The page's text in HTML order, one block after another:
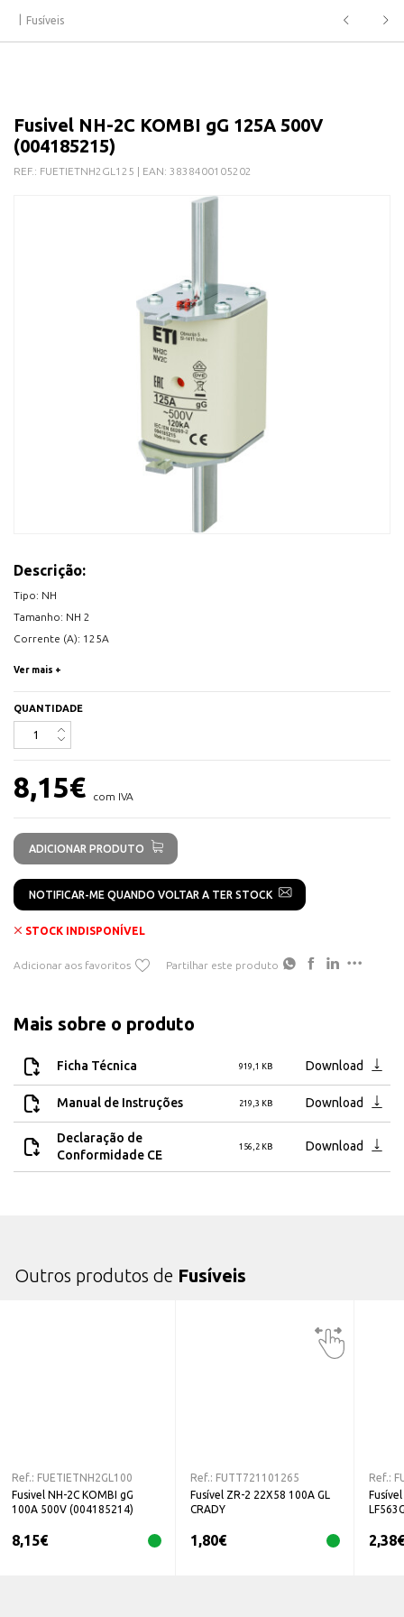
Fusíveis
Fusivel NH-2C KOMBI gG 125A 500V
(004185215)
REF.: FUETIETNH2GL125 | EAN: 3838400105202
Descrição:
Tipo: NH
Tamanho: NH 2
Corrente (A): 125A
Vendido à unidade.
Quantidade caixa: 3 Unidades
Ver mais +
QUANTIDADE
8,15€ com IVA
ADICIONAR PRODUTO
NOTIFICAR-ME QUANDO VOLTAR A TER STOCK
STOCK INDISPONÍVEL
Adicionar aos favoritos Partilhar este produto
Mais sobre o produto
Ficha Técnica 919,1 KB Download
Manual de Instruções 219,3 KB Download
Declaração de
Conformidade CE
156,2 KB Download
Outros produtos de Fusíveis
Ref.: FUETIETNH2GL100
Fusivel NH-2C KOMBI gG
100A 500V (004185214)
8,15€
Ref.: FUTT721101265
Fusível ZR-2 22X58 100A GL
CRADY
1,80€
Ref.:
2,38€